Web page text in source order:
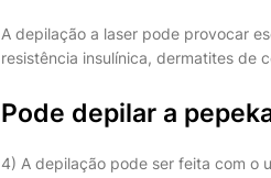
A depilação a laser pode provocar
resistência insulínica, dermatites de
Pode depilar a
4) A depilação pode ser feita com o